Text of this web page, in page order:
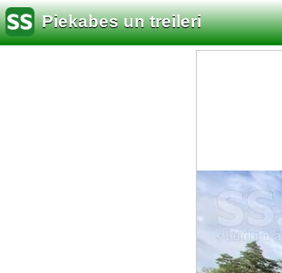
Piekabes un treileri